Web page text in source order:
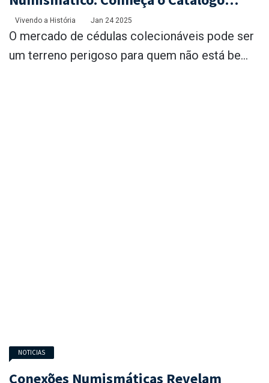
Bentes 3ª Edição
Vivendo a História Jan 24 2025
O mercado de cédulas colecionáveis pode ser
um terreno perigoso para quem não está be...
NOTICIAS
Conexões Numismáticas Revelam